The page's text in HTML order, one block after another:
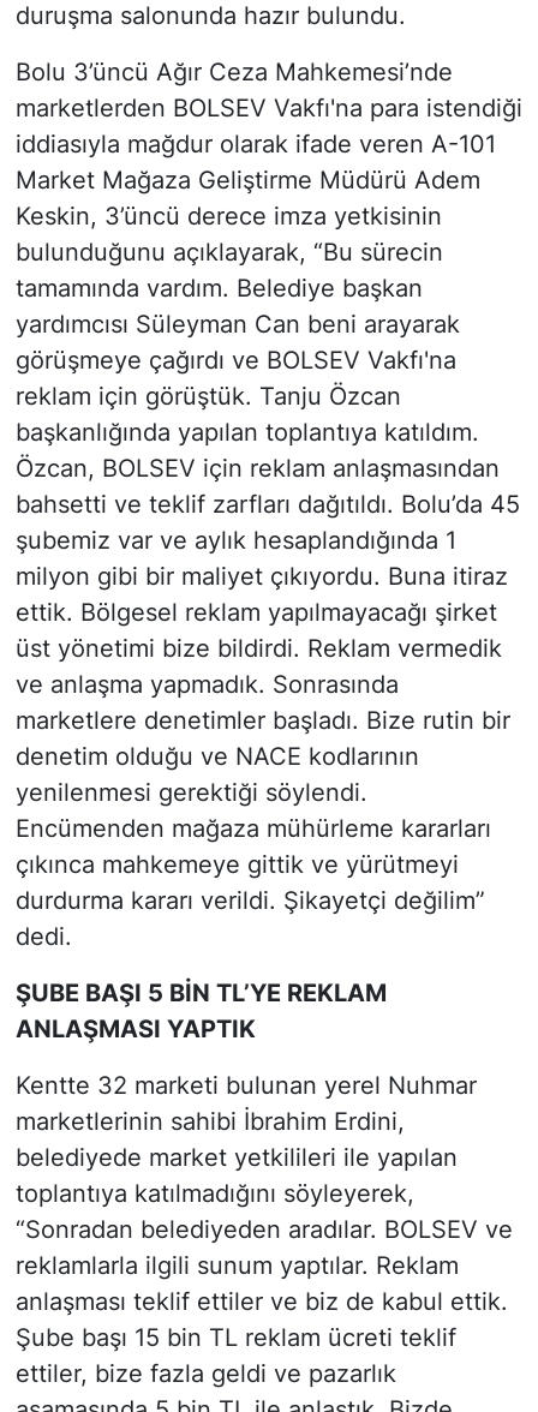
duruşma salonunda hazır bulundu.
Bolu 3’üncü Ağır Ceza Mahkemesi’nde
marketlerden BOLSEV Vakfı'na para istendiği
iddiasıyla mağdur olarak ifade veren A-101
Market Mağaza Geliştirme Müdürü Adem
Keskin, 3’üncü derece imza yetkisinin
bulunduğunu açıklayarak, “Bu sürecin
tamamında vardım. Belediye başkan
yardımcısı Süleyman Can beni arayarak
görüşmeye çağırdı ve BOLSEV Vakfı'na
reklam için görüştük. Tanju Özcan
başkanlığında yapılan toplantıya katıldım.
Özcan, BOLSEV için reklam anlaşmasından
bahsetti ve teklif zarfları dağıtıldı. Bolu’da 45
şubemiz var ve aylık hesaplandığında 1
milyon gibi bir maliyet çıkıyordu. Buna itiraz
ettik. Bölgesel reklam yapılmayacağı şirket
üst yönetimi bize bildirdi. Reklam vermedik
ve anlaşma yapmadık. Sonrasında
marketlere denetimler başladı. Bize rutin bir
denetim olduğu ve NACE kodlarının
yenilenmesi gerektiği söylendi.
Encümenden mağaza mühürleme kararları
çıkınca mahkemeye gittik ve yürütmeyi
durdurma kararı verildi. Şikayetçi değilim”
dedi.
ŞUBE BAŞI 5 BİN TL’YE REKLAM
ANLAŞMASI YAPTIK
Kentte 32 marketi bulunan yerel Nuhmar
marketlerinin sahibi İbrahim Erdini,
belediyede market yetkilileri ile yapılan
toplantıya katılmadığını söyleyerek,
“Sonradan belediyeden aradılar. BOLSEV ve
reklamlarla ilgili sunum yaptılar. Reklam
anlaşması teklif ettiler ve biz de kabul ettik.
Şube başı 15 bin TL reklam ücreti teklif
ettiler, bize fazla geldi ve pazarlık